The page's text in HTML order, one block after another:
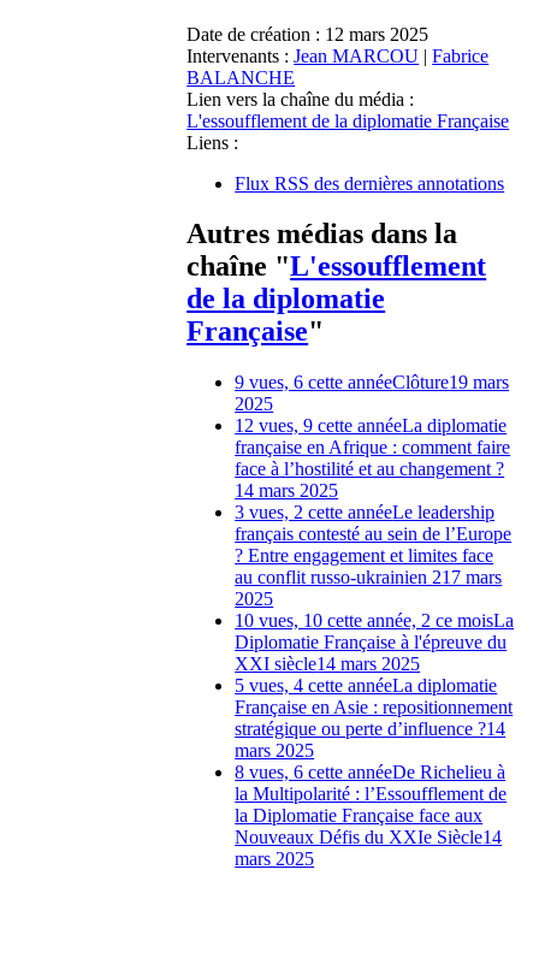
Date de création : 12 mars 2025
Intervenants : Jean MARCOU |Fabrice
BALANCHE
Lien vers la chaîne du média :
L'essoufflement de la diplomatie Française
Liens :
Flux RSS des dernières annotations
Autres médias dans la
chaîne "L'essoufflement
de la diplomatie
Française"
9 vues, 6 cette annéeClôture19 mars
2025
12 vues, 9 cette annéeLa diplomatie
française en Afrique : comment faire
face à l’hostilité et au changement ?
14 mars 2025
3 vues, 2 cette annéeLe leadership
français contesté au sein de l’Europe
? Entre engagement et limites face
au conflit russo-ukrainien 217 mars
2025
10 vues, 10 cette année, 2 ce moisLa
Diplomatie Française à l'épreuve du
XXI siècle14 mars 2025
5 vues, 4 cette annéeLa diplomatie
Française en Asie : repositionnement
stratégique ou perte d’influence ?14
mars 2025
8 vues, 6 cette annéeDe Richelieu à
la Multipolarité : l’Essoufflement de
la Diplomatie Française face aux
Nouveaux Défis du XXIe Siècle14
mars 2025